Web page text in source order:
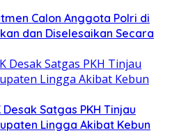
Calon Anggota Polri di
dan Diselesaikan Secara
Satgas PKH Tinjau
Lingga Akibat Kebun